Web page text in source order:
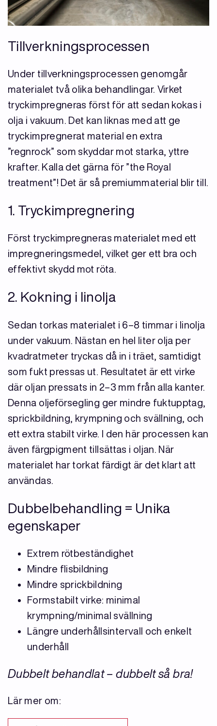
Tillverkningsprocessen
Under tillverkningsprocessen genomgår
materialet två olika behandlingar. Virket
tryckimpregneras först för att sedan kokas i
olja i vakuum. Det kan liknas med att ge
tryckimpregnerat material en extra
”regnrock” som skyddar mot starka, yttre
krafter. Kalla det gärna för ”the Royal
treatment”! Det är så premiummaterial blir till.
1. Tryckimpregnering
Först tryckimpregneras materialet med ett
impregneringsmedel, vilket ger ett bra och
effektivt skydd mot röta.
2. Kokning i linolja
Sedan torkas materialet i 6–8 timmar i linolja
under vakuum. Nästan en hel liter olja per
kvadratmeter tryckas då in i träet, samtidigt
som fukt pressas ut. Resultatet är ett virke
där oljan pressats in 2–3 mm från alla kanter.
Denna oljeförsegling ger mindre fuktupptag,
sprickbildning, krympning och svällning, och
ett extra stabilt virke. I den här processen kan
även färgpigment tillsättas i oljan. När
materialet har torkat färdigt är det klart att
användas.
Dubbelbehandling = Unika
egenskaper
Extrem rötbeständighet
Mindre flisbildning
Mindre sprickbildning
Formstabilt virke: minimal
krympning/minimal svällning
Längre underhållsintervall och enkelt
underhåll
Dubbelt behandlat – dubbelt så bra!
Lär mer om: